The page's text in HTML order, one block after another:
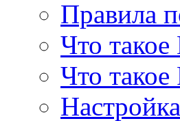
Правила
Что
Что